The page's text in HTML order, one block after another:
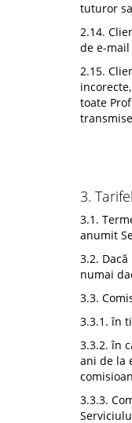
tuturor
2.14.
de e-
2.15.
toate
3.
3.1.
anumit
3.2.
numai
3.3.
3.3.1. în
3.3.2. în
ani de la
3.3.3.